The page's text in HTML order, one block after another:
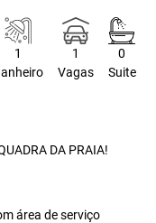
1
1
Vagas
0
Suite
DA PRAIA!
área de serviço